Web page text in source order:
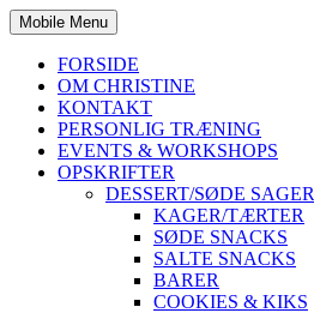
Mobile Menu
FORSIDE
OM CHRISTINE
KONTAKT
PERSONLIG TRÆNING
EVENTS & WORKSHOPS
OPSKRIFTER
DESSERT/SØDE SAGER
KAGER/TÆRTER
SØDE SNACKS
SALTE SNACKS
BARER
COOKIES & KIKS